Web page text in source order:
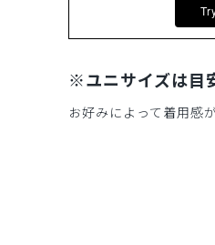
※ユニサイズは目
お好みによって着用感